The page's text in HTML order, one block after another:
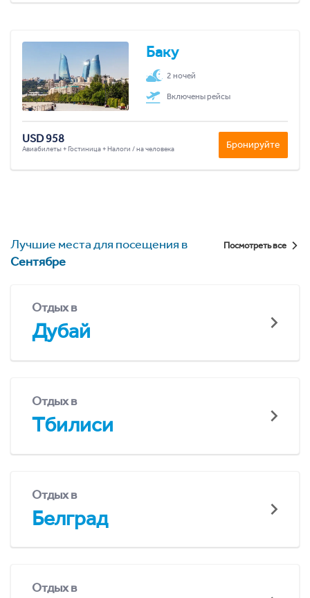
Баку
2 ночей
Включены рейсы
USD 958
Авиабилеты + Гостиница + Налоги / на человека Бронируйте
Лучшие места для посещения в
Сентябре
Посмотреть все
Отдых в
Дубай
Отдых в
Тбилиси
Отдых в
Белград
Отдых в